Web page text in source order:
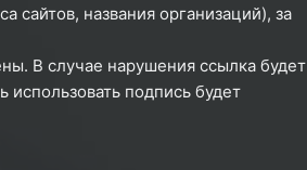
сайтов, названия организаций), за
В случае нарушения ссылка будет
подпись будет